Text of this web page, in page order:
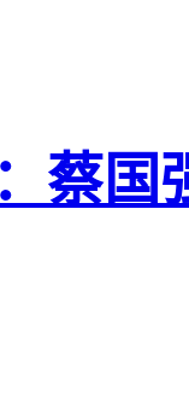
蔡国